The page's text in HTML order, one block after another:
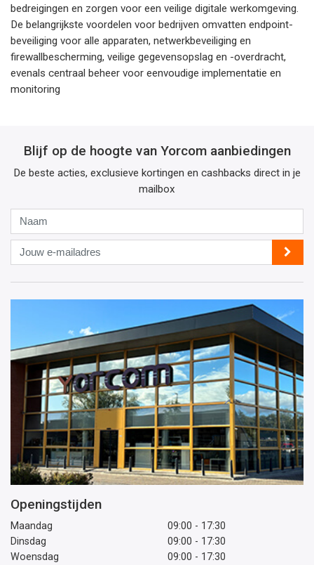
bedreigingen en zorgen voor een veilige digitale werkomgeving.
De belangrijkste voordelen voor bedrijven omvatten endpoint-
beveiliging voor alle apparaten, netwerkbeveiliging en
firewallbescherming, veilige gegevensopslag en -overdracht,
evenals centraal beheer voor eenvoudige implementatie en
monitoring
Blijf op de hoogte van Yorcom aanbiedingen
De beste acties, exclusieve kortingen en cashbacks direct in je
mailbox
Jouw
e-
mailadres
Openingstijden
Maandag
09:00 - 17:30
Dinsdag
09:00 - 17:30
Woensdag
09:00 - 17:30